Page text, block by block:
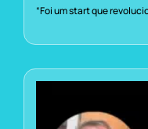
“Foi um start que